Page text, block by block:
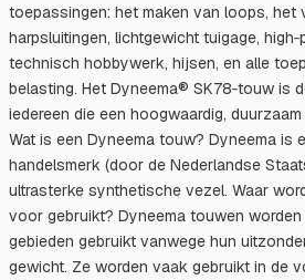
toepassingen: het maken van loops, het
harpsluitingen, lichtgewicht tuigage,
technisch hobbywerk, hijsen, en alle
belasting. Het Dyneema® SK78‑touw is
iedereen die een hoogwaardig,
Wat is een Dyneema touw? Dyneema is
handelsmerk (door de Nederlandse
ultrasterke synthetische vezel. Waar
voor gebruikt? Dyneema touwen
gebieden gebruikt vanwege hun
gewicht. Ze worden vaak gebruikt in de